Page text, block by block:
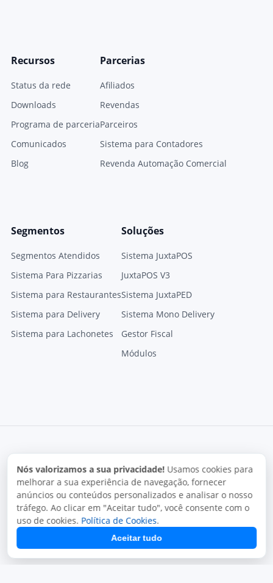
Recursos
Status da rede
Downloads
Programa de parceria
Comunicados
Blog
Parcerias
Afiliados
Revendas
Parceiros
Sistema para Contadores
Revenda Automação Comercial
Segmentos
Segmentos Atendidos
Sistema Para Pizzarias
Sistema para Restaurantes
Sistema para Delivery
Sistema para Lachonetes
Soluções
Sistema JuxtaPOS
JuxtaPOS V3
Sistema JuxtaPED
Sistema Mono Delivery
Gestor Fiscal
Módulos
Nós valorizamos a sua privacidade! Usamos cookies para
melhorar a sua experiência de navegação, fornecer
anúncios ou conteúdos personalizados e analisar o nosso
tráfego. Ao clicar em "Aceitar tudo", você consente com o
uso de cookies. Política de Cookies.
Aceitar tudo
Termos de uso Política de privacidade
Uso aceitável
Direitos autorais
Copyright © 2026, Juxta Sistemas. Todos os direitos